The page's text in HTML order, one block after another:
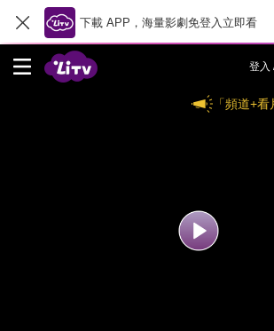
下載 APP，海量影劇免登入立即看
登入
「頻道+